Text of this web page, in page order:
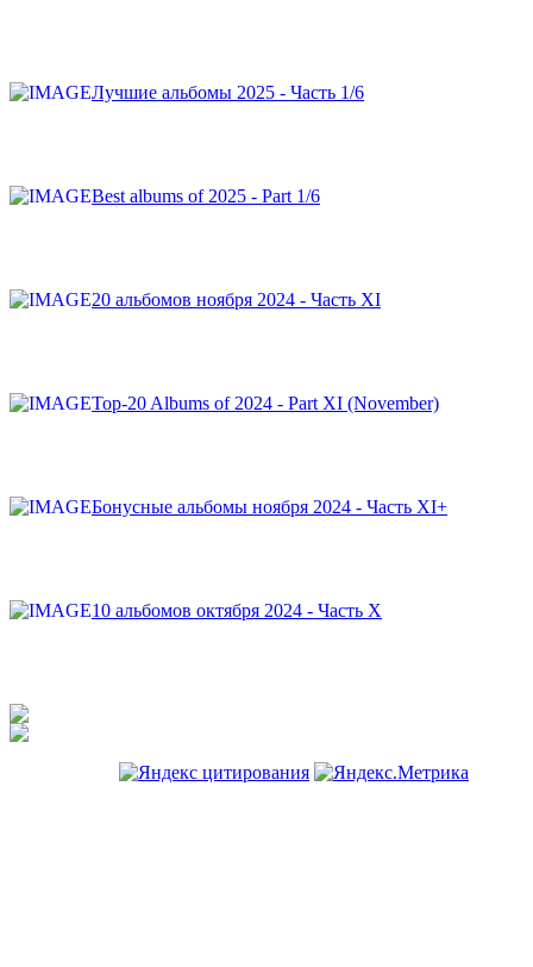
Лучшие альбомы 2025 - Часть 1/6
Best albums of 2025 - Part 1/6
20 альбомов ноября 2024 - Часть XI
Top-20 Albums of 2024 - Part XI (November)
Бонусные альбомы ноября 2024 - Часть XI+
10 альбомов октября 2024 - Часть X